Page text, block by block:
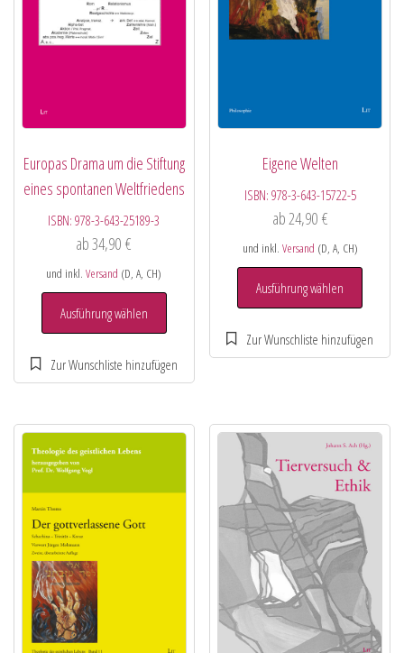
Europas Drama um die Stiftung
eines spontanen Weltfriedens
ISBN:978-3-643-25189-3
ab34,90€
und inkl.Versand (D, A, CH)
Ausführung wählen
Eigene Welten
ISBN: 978-3-643-15722-5
ab 24,90 €
und inkl. Versand (D, A, CH)
Ausführung wählen